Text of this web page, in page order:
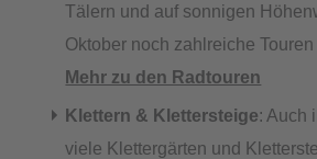
Tälern und auf sonnigen
Oktober noch zahlreiche
Mehr zu den Radtouren
Klettern & Klettersteige: Auch
viele Klettergärten und